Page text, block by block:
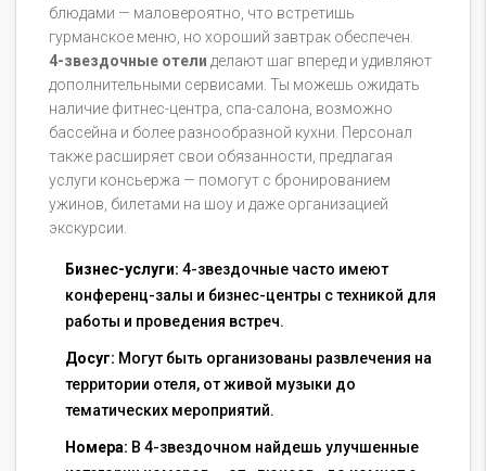
блюдами — маловероятно, что встретишь
гурманское меню, но хороший завтрак обеспечен.
4-звездочные отели делают шаг вперед и удивляют
дополнительными сервисами. Ты можешь ожидать
наличие фитнес-центра, спа-салона, возможно
бассейна и более разнообразной кухни. Персонал
также расширяет свои обязанности, предлагая
услуги консьержа — помогут с бронированием
ужинов, билетами на шоу и даже организацией
экскурсии.
Бизнес-услуги: 4-звездочные часто имеют
конференц-залы и бизнес-центры с техникой для
работы и проведения встреч.
Досуг: Могут быть организованы развлечения на
территории отеля, от живой музыки до
тематических мероприятий.
Номера: В 4-звездочном найдешь улучшенные